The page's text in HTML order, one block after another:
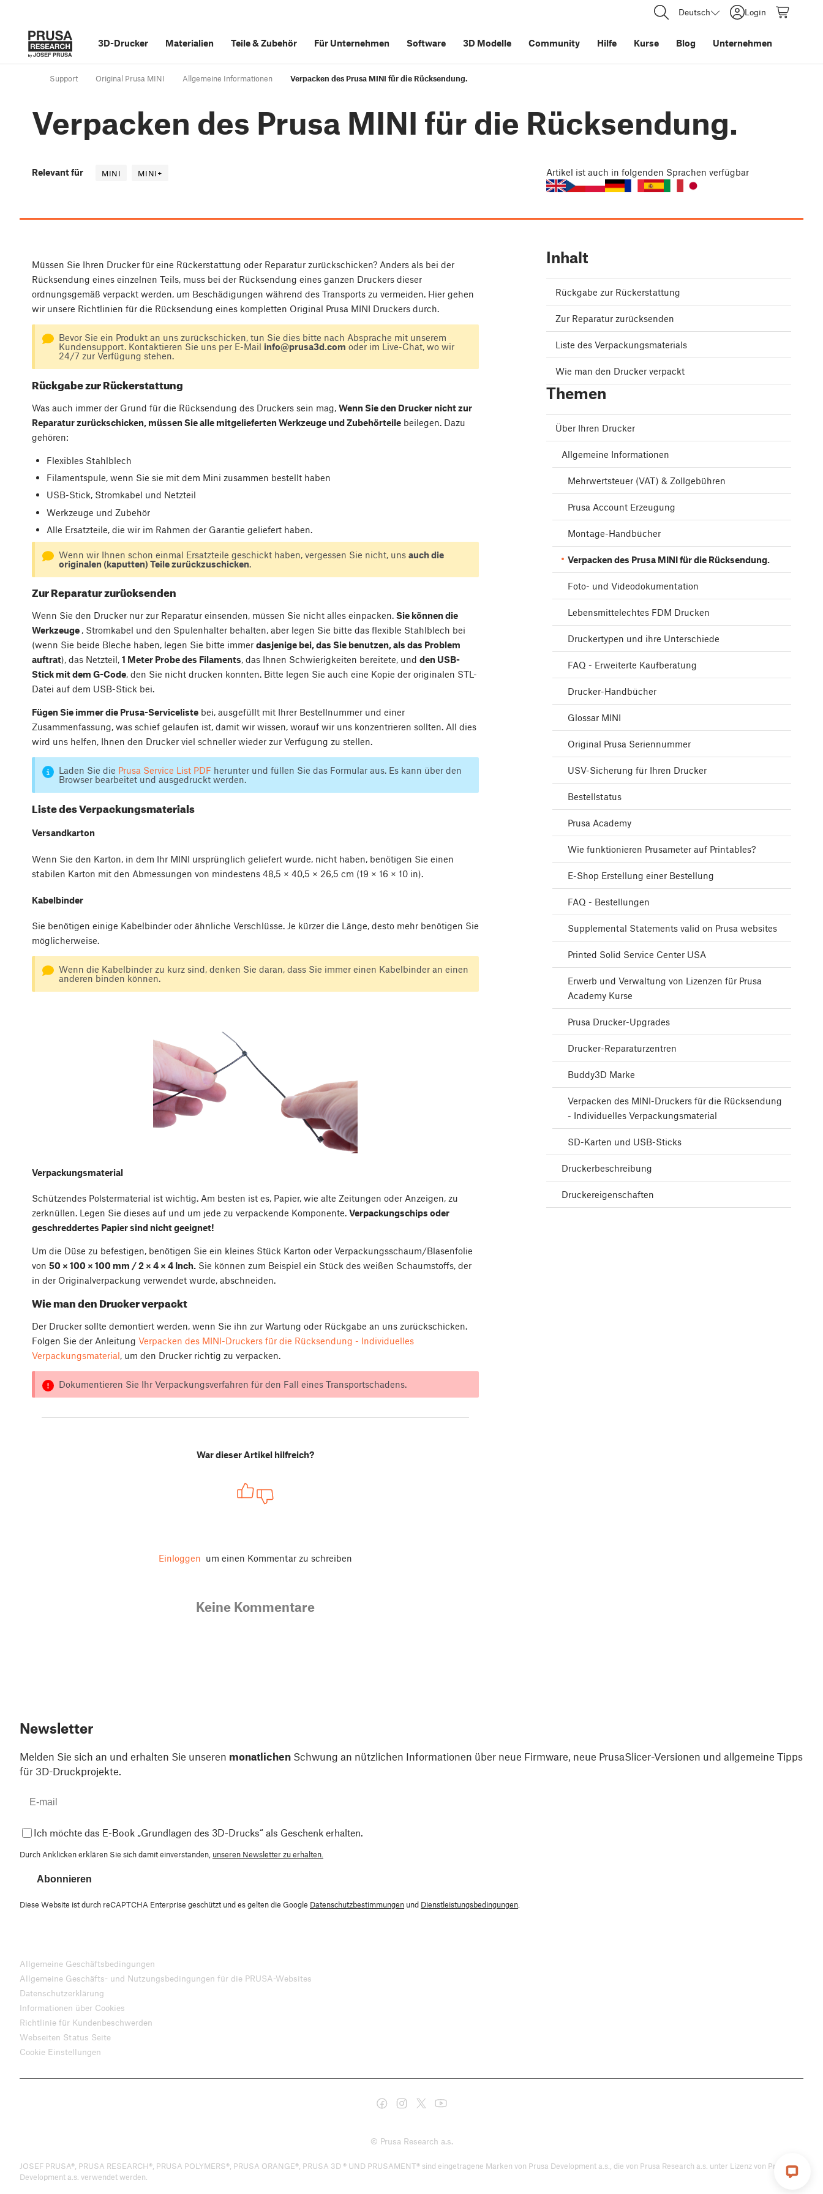
Deutsch Login
3D-Drucker Materialien Teile&Zubehör Für Unternehmen Software 3D Modelle Community Hilfe Kurse Blog Unternehmen
Support Original Prusa MINI Allgemeine Informationen Verpacken des Prusa MINI für die Rücksendung.
Verpacken des Prusa MINI für die Rücksendung.
Relevant für MINI MINI+ Artikel ist auch in folgenden Sprachen verfügbar
Müssen Sie Ihren Drucker für eine Rückerstattung oder Reparatur zurückschicken? Anders als bei der
Rücksendung eines einzelnen Teils, muss bei der Rücksendung eines ganzen Druckers dieser
ordnungsgemäß verpackt werden, um Beschädigungen während des Transports zu vermeiden. Hier gehen
wir unsere Richtlinien für die Rücksendung eines kompletten Original Prusa MINI Druckers durch.
Bevor Sie ein Produkt an uns zurückschicken, tun Sie dies bitte nach Absprache mit unserem
Kundensupport. Kontaktieren Sie uns per E-Mail info@prusa3d.com oder im Live-Chat, wo wir
24/7 zur Verfügung stehen.
Rückgabe zur Rückerstattung
Was auch immer der Grund für die Rücksendung des Druckers sein mag, Wenn Sie den Drucker nicht zur
Reparatur zurückschicken, müssen Sie alle mitgelieferten Werkzeuge und Zubehörteile beilegen. Dazu
gehören:
Flexibles Stahlblech
Filamentspule, wenn Sie sie mit dem Mini zusammen bestellt haben
USB-Stick, Stromkabel und Netzteil
Werkzeuge und Zubehör
Alle Ersatzteile, die wir im Rahmen der Garantie geliefert haben.
Wenn wir Ihnen schon einmal Ersatzteile geschickt haben, vergessen Sie nicht, uns auch die
originalen (kaputten) Teile zurückzuschicken.
Zur Reparatur zurücksenden
Wenn Sie den Drucker nur zur Reparatur einsenden, müssen Sie nicht alles einpacken. Sie können die
Werkzeuge , Stromkabel und den Spulenhalter behalten, aber legen Sie bitte das flexible Stahlblech bei
(wenn Sie beide Bleche haben, legen Sie bitte immer dasjenige bei, das Sie benutzen, als das Problem
auftrat), das Netzteil, 1 Meter Probe des Filaments, das Ihnen Schwierigkeiten bereitete, und den USB-
Stick mit dem G-Code, den Sie nicht drucken konnten. Bitte legen Sie auch eine Kopie der originalen STL-
Datei auf dem USB-Stick bei.
Fügen Sie immer die Prusa-Serviceliste bei, ausgefüllt mit Ihrer Bestellnummer und einer
Zusammenfassung, was schief gelaufen ist, damit wir wissen, worauf wir uns konzentrieren sollten. All dies
wird uns helfen, Ihnen den Drucker viel schneller wieder zur Verfügung zu stellen.
Laden Sie die Prusa Service List PDF herunter und füllen Sie das Formular aus. Es kann über den
Browser bearbeitet und ausgedruckt werden.
Liste des Verpackungsmaterials
Versandkarton
Wenn Sie den Karton, in dem Ihr MINI ursprünglich geliefert wurde, nicht haben, benötigen Sie einen
stabilen Karton mit den Abmessungen von mindestens 48,5 × 40,5 × 26,5 cm (19 × 16 × 10 in).
Kabelbinder
Sie benötigen einige Kabelbinder oder ähnliche Verschlüsse. Je kürzer die Länge, desto mehr benötigen Sie
möglicherweise.
Wenn die Kabelbinder zu kurz sind, denken Sie daran, dass Sie immer einen Kabelbinder an einen
anderen binden können.
Verpackungsmaterial
Schützendes Polstermaterial ist wichtig. Am besten ist es, Papier, wie alte Zeitungen oder Anzeigen, zu
zerknüllen. Legen Sie dieses auf und um jede zu verpackende Komponente. Verpackungschips oder
geschreddertes Papier sind nicht geeignet!
Um die Düse zu befestigen, benötigen Sie ein kleines Stück Karton oder Verpackungsschaum/Blasenfolie
von 50 × 100 × 100 mm / 2 × 4 × 4 Inch. Sie können zum Beispiel ein Stück des weißen Schaumstoffs, der
in der Originalverpackung verwendet wurde, abschneiden.
Wie man den Drucker verpackt
Der Drucker sollte demontiert werden, wenn Sie ihn zur Wartung oder Rückgabe an uns zurückschicken.
Folgen Sie der Anleitung Verpacken des MINI-Druckers für die Rücksendung - Individuelles
Verpackungsmaterial, um den Drucker richtig zu verpacken.
Dokumentieren Sie Ihr Verpackungsverfahren für den Fall eines Transportschadens.
War dieser Artikel hilfreich?
Einloggen um einen Kommentar zu schreiben
Keine Kommentare
Inhalt
Rückgabe zur Rückerstattung
Zur Reparatur zurücksenden
Liste des Verpackungsmaterials
Wie man den Drucker verpackt
Themen
Über Ihren Drucker
Allgemeine Informationen
Mehrwertsteuer (VAT) & Zollgebühren
Prusa Account Erzeugung
Montage-Handbücher
Verpacken des Prusa MINI für die Rücksendung.
Foto- und Videodokumentation
Lebensmittelechtes FDM Drucken
Druckertypen und ihre Unterschiede
FAQ - Erweiterte Kaufberatung
Drucker-Handbücher
Glossar MINI
Original Prusa Seriennummer
USV-Sicherung für Ihren Drucker
Bestellstatus
Prusa Academy
Wie funktionieren Prusameter auf Printables?
E-Shop Erstellung einer Bestellung
FAQ - Bestellungen
Supplemental Statements valid on Prusa websites
Printed Solid Service Center USA
Erwerb und Verwaltung von Lizenzen für Prusa
Academy Kurse
Prusa Drucker-Upgrades
Drucker-Reparaturzentren
Buddy3D Marke
Verpacken des MINI-Druckers für die Rücksendung
- Individuelles Verpackungsmaterial
SD-Karten und USB-Sticks
Druckerbeschreibung
Druckereigenschaften
Newsletter
Melden Sie sich an und erhalten Sie unseren monatlichen Schwung an nützlichen Informationen über neue Firmware, neue PrusaSlicer-Versionen und allgemeine Tipps
für 3D-Druckprojekte.
Ich möchte das E-Book „Grundlagen des 3D-Drucks“ als Geschenk erhalten.
Durch Anklicken erklären Sie sich damit einverstanden, unseren Newsletter zu erhalten.
Abonnieren
Diese Website ist durch reCAPTCHA Enterprise geschützt und es gelten die Google Datenschutzbestimmungen und Dienstleistungsbedingungen.
Allgemeine Geschäftsbedingungen
Allgemeine Geschäfts- und Nutzungsbedingungen für die PRUSA-Websites
Datenschutzerklärung
Informationen über Cookies
Richtlinie für Kundenbeschwerden
Webseiten Status Seite
Cookie Einstellungen
© Prusa Research a.s.
JOSEF PRUSA®, PRUSA RESEARCH®, PRUSA POLYMERS®, PRUSA ORANGE®, PRUSA 3D ® UND PRUSAMENT® sind eingetragene Marken von Prusa Development a.s., die von Prusa Research a.s. unter Lizenz von Prusa
Development a.s. verwendet werden.